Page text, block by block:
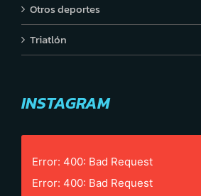
Otros deportes
Triatlón
INSTAGRAM
Error: 400: Bad Request
Error: 400: Bad Request